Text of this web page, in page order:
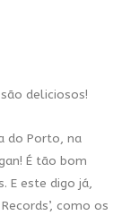
deliciosos!
do Porto, na
É tão bom
E este digo já,
como os